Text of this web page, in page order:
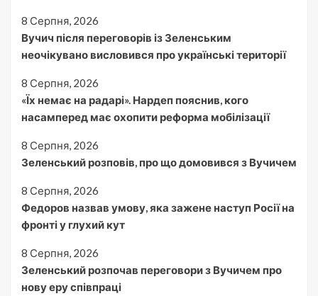
8 Серпня, 2026
Вучич після переговорів із Зеленським
неочікувано висловився про українські території
8 Серпня, 2026
«Їх немає на радарі». Нардеп пояснив, кого
насамперед має охопити реформа мобілізації
8 Серпня, 2026
Зеленський розповів, про що домовився з Вучичем
8 Серпня, 2026
Федоров назвав умову, яка зажене наступ Росії на
фронті у глухий кут
8 Серпня, 2026
Зеленський розпочав переговори з Вучичем про
нову еру співпраці